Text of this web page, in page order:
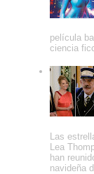
película
ciencia
Las
Lea
han
navideña